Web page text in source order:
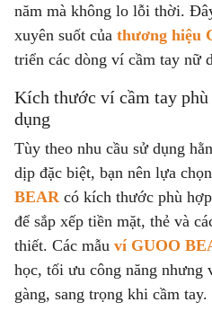
năm mà không lo lỗi thời.
xuyên suốt của thương hiệu
triển các dòng ví cầm tay nữ
Kích thước ví cầm tay
dụng
Tùy theo nhu cầu sử dụng
dịp đặc biệt, bạn nên lựa chọn
BEAR có kích thước phù
để sắp xếp tiền mặt, thẻ và
thiết. Các mẫu ví GUOO
học, tối ưu công năng nhưng
gàng, sang trọng khi cầm tay.